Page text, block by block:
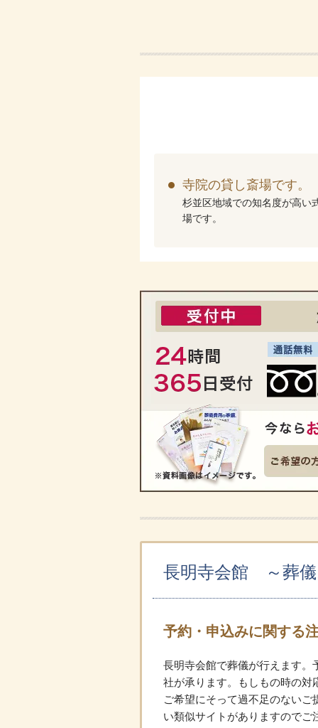
寺院の貸し斎場です。
杉並区地域での知名度が高い
場です。
長明寺会館 ～葬
予約・申込みに関する
長明寺会館で葬儀が行えます。
社が承ります。もしもの時の対
ご希望にそって過不足のない
い類似サイトがありますのでご